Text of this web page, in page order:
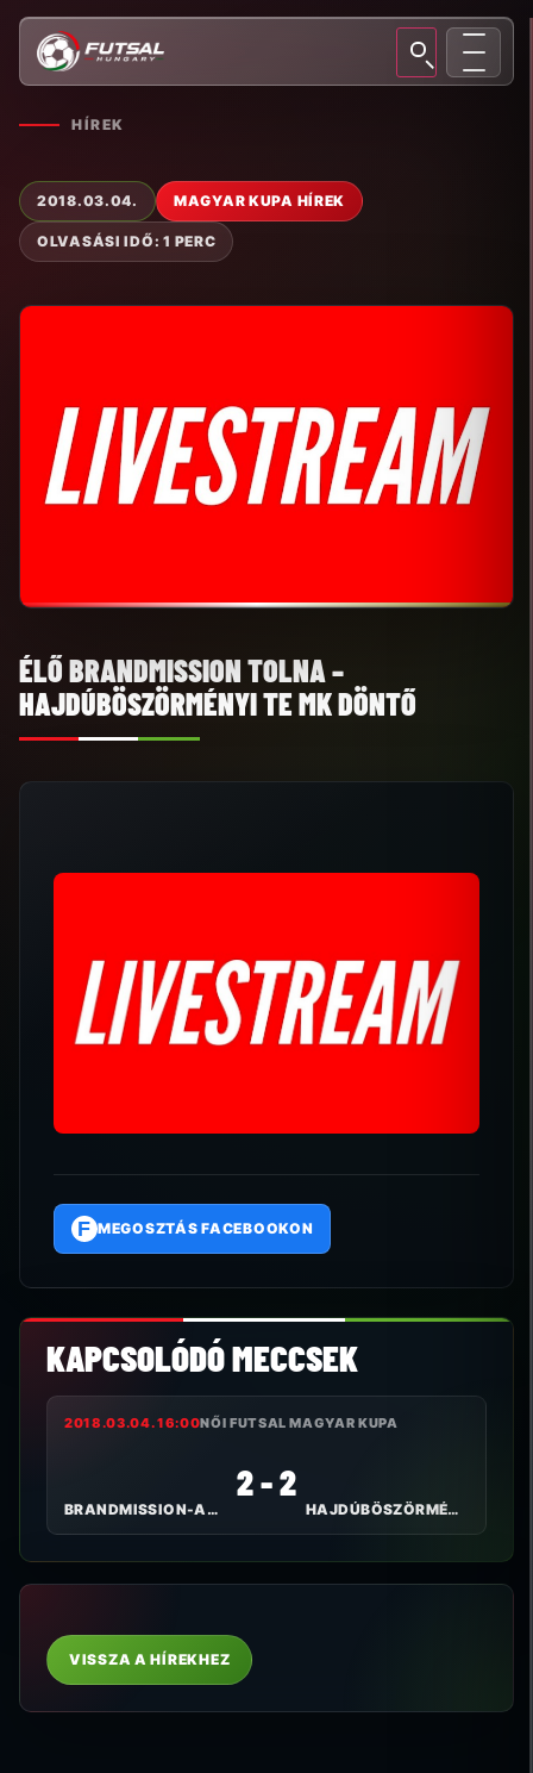
HÍREK
2018.03.04. MAGYAR KUPA HÍREK
OLVASÁSI IDŐ: 1 PERC
ÉLŐ BRANDMISSION TOLNA –
HAJDÚBÖSZÖRMÉNYI TE MK DÖNTŐ
F MEGOSZTÁS FACEBOOKON
KAPCSOLÓDÓ MECCSEK
2018.03.04. 16:00NŐI FUTSAL MAGYAR KUPA
BRANDMISSION-ARTIFEX
2 - 2
HAJDÚBÖSZÖRMÉNYI TE I.
VISSZA A HÍREKHEZ